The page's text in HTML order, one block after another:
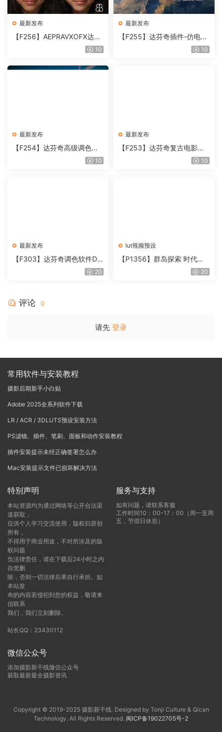
最新发布
【F256】AEPRAVXOFX达芬
奇视频人像磨皮润肤美颜插件
10
最新发布
【F255】达芬奇插件-仿电影
胶片视频调色插件 ARRI Film
10
最新发布
【F254】达芬奇高级调色插
件 Contour V2.2.2 WinMac10
最新发布
【F253】达芬奇复古电影胶
片质感DCTL节点调色预设 M
10
最新发布
【F303】达芬奇调色软件Da
Vinci Resolve Studio21.0.320
lut视频预设
【P1356】群岛探索 时代马
戏团 – QUEST 60 调色预设A
20
评论 0
请先 登录
常用软件与安装教程
摄影后期新手小白贴
Adobe 2025全系列软件下载
LR / ACR / 3DLUTS预设安装方法
PS滤镜、插件、笔刷、面板和动作安装教程
插件安装提示未经正确签署怎么办
Mac安装提示文件已损坏解决方法
特别声明
本站资源均为通过网络等公开合法渠
道获取，
仅供个人学习交流使用，版权归原创
所有，
不得用于商业用途，不对所涉及的版
权问题
负法律责任，请在下载后24小时之内
自觉删
除，否则一切法律后果自行承担。如
本站发
布的内容若侵犯到您的权益，敬请来
信联系
我们，我们立刻删除。
站长QQ：23430112
服务与支持
如有问题，请联系客服
工作时间10：00-17：00（周一至周
五，节假日休息）
微信公众号
添加摄影新干线微信公众号
获取最新最全摄影资讯
Copyright © 2019-2025 摄影新干线. Designed by Tonji Culture & Qican
Technology. All Rights Reserved. 闽ICP备19022705号-2